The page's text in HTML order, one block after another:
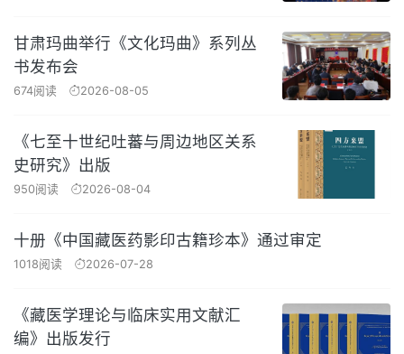
甘肃玛曲举行《文化玛曲》系列丛
书发布会
674阅读 2026-08-05
《七至十世纪吐蕃与周边地区关系
史研究》出版
950阅读 2026-08-04
十册《中国藏医药影印古籍珍本》通过审定
1018阅读 2026-07-28
《藏医学理论与临床实用文献汇
编》出版发行